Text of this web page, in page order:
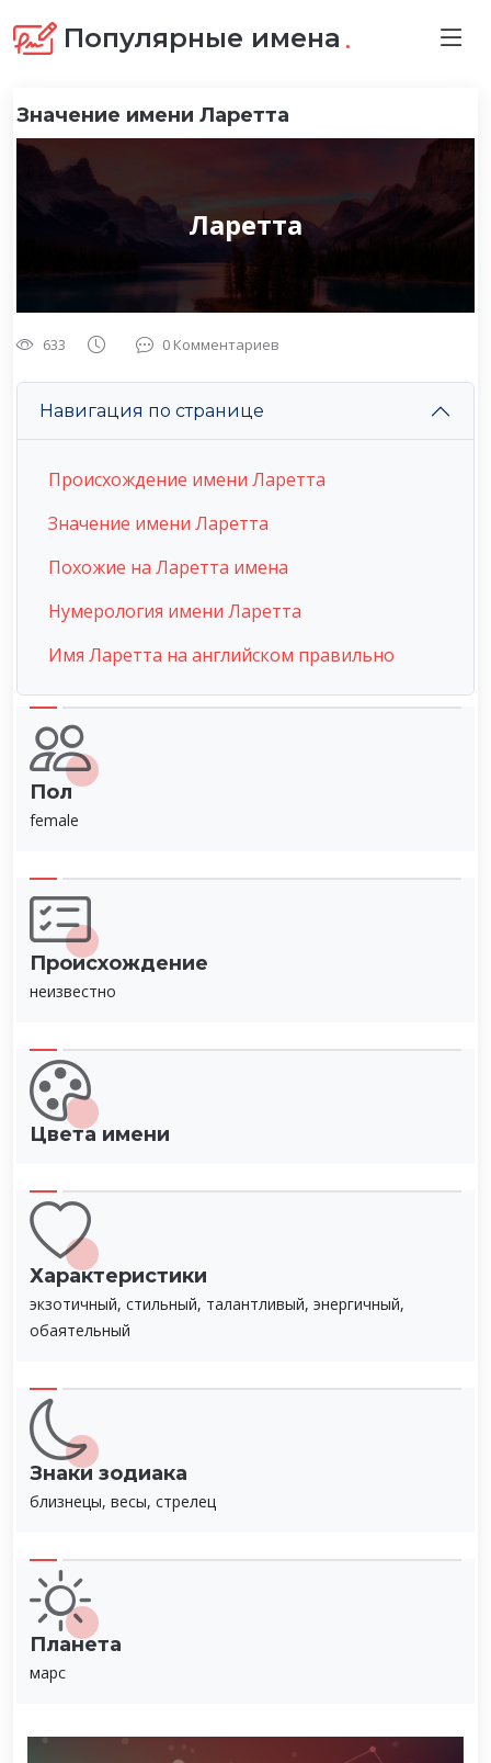
Популярные имена .
Значение имени Ларетта
Ларетта
633 0 Комментариев
Навигация по странице
Происхождение имени Ларетта
Значение имени Ларетта
Похожие на Ларетта имена
Нумерология имени Ларетта
Имя Ларетта на английском правильно
Пол
female
Происхождение
неизвестно
Цвета имени
Характеристики
экзотичный, стильный, талантливый, энергичный,
обаятельный
Знаки зодиака
близнецы, весы, стрелец
Планета
марс